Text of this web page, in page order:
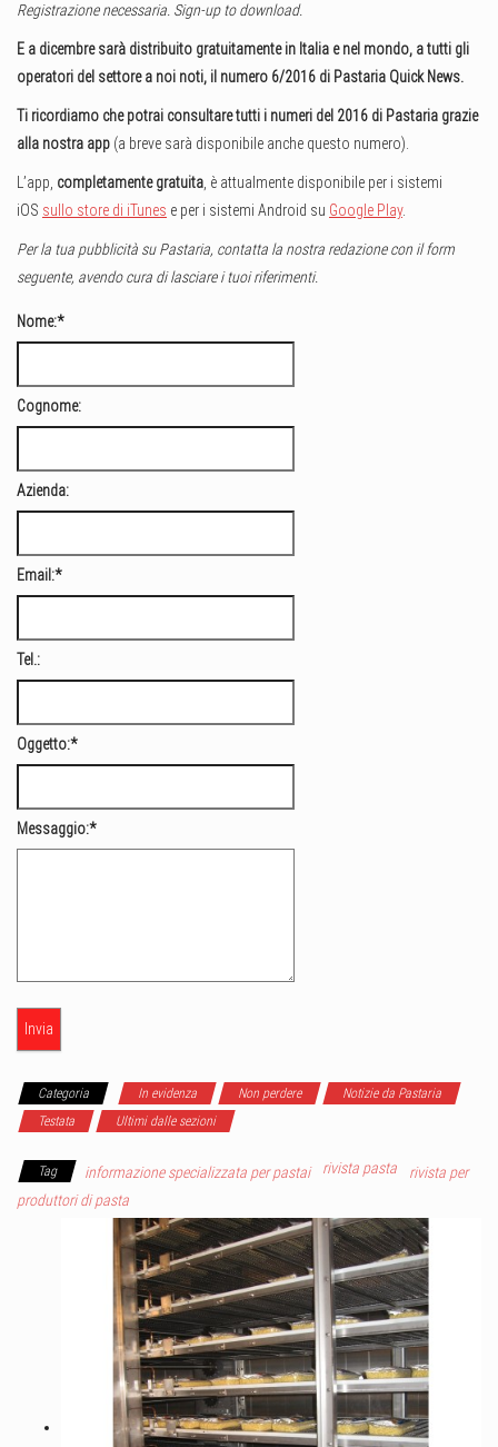
Registrazione necessaria. Sign-up to download.
E a dicembre sarà distribuito gratuitamente in Italia e nel mondo, a tutti gli
operatori del settore a noi noti, il numero 6/2016 di Pastaria Quick News.
Ti ricordiamo che potrai consultare tutti i numeri del 2016 di Pastaria grazie
alla nostra app (a breve sarà disponibile anche questo numero).
L’app, completamente gratuita, è attualmente disponibile per i sistemi
iOS sullo store di iTunes e per i sistemi Android su Google Play.
Per la tua pubblicità su Pastaria, contatta la nostra redazione con il form
seguente, avendo cura di lasciare i tuoi riferimenti.
Nome:*
Cognome:
Azienda:
Email:*
Tel.:
Oggetto:*
Messaggio:*
Categoria In evidenza Non perdere
Notizie da Pastaria
Testata
Ultimi dalle sezioni
Tag informazione specializzata per pastai rivista pasta
rivista per
produttori di pasta